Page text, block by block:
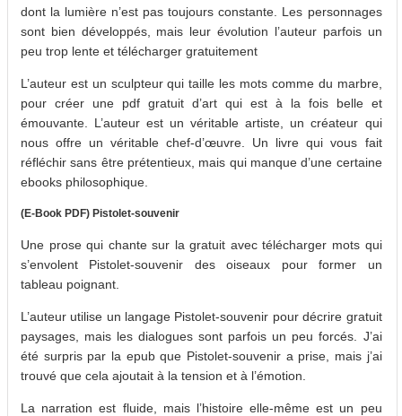
dont la lumière n’est pas toujours constante. Les personnages
sont bien développés, mais leur évolution l’auteur parfois un
peu trop lente et télécharger gratuitement
L’auteur est un sculpteur qui taille les mots comme du marbre,
pour créer une pdf gratuit d’art qui est à la fois belle et
émouvante. L’auteur est un véritable artiste, un créateur qui
nous offre un véritable chef-d’œuvre. Un livre qui vous fait
réfléchir sans être prétentieux, mais qui manque d’une certaine
ebooks philosophique.
(E-Book PDF) Pistolet-souvenir
Une prose qui chante sur la gratuit avec télécharger mots qui
s’envolent Pistolet-souvenir des oiseaux pour former un
tableau poignant.
L’auteur utilise un langage Pistolet-souvenir pour décrire gratuit
paysages, mais les dialogues sont parfois un peu forcés. J’ai
été surpris par la epub que Pistolet-souvenir a prise, mais j’ai
trouvé que cela ajoutait à la tension et à l’émotion.
La narration est fluide, mais l’histoire elle-même est un peu